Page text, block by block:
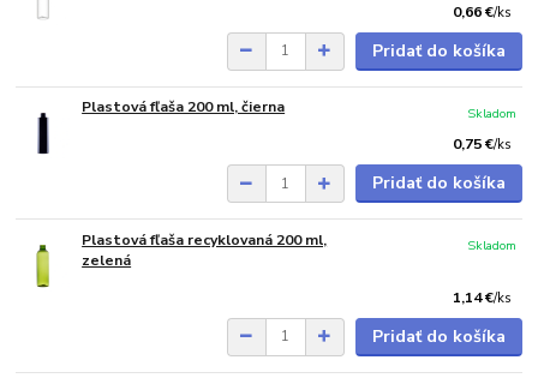
0,66 €/ks
Pridať do košíka
Plastová fľaša 200 ml, čierna
0,75 €/ks
Skladom
Pridať do košíka
Plastová fľaša recyklovaná 200 ml,
zelená
1,14 €/ks
Skladom
Pridať do košíka